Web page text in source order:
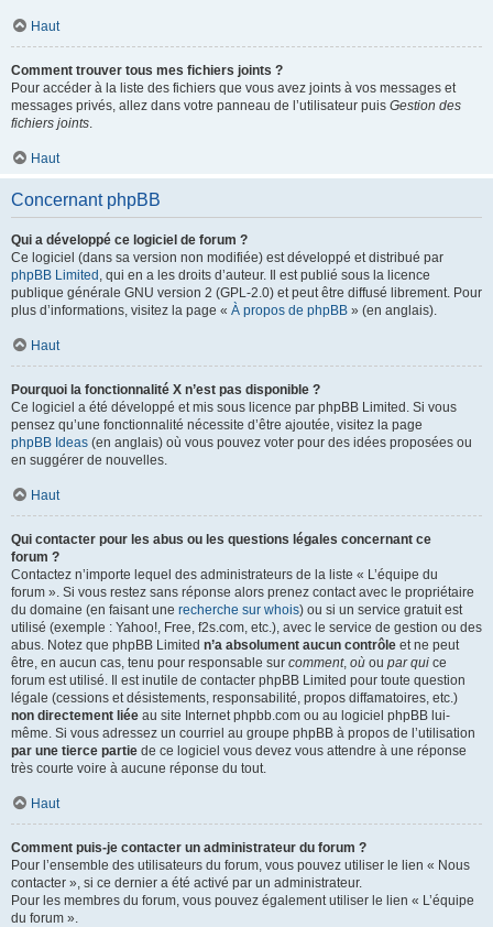
Haut
Comment trouver tous mes fichiers joints ?
Pour accéder à la liste des fichiers que vous avez joints à vos messages et
messages privés, allez dans votre panneau de l’utilisateur puis Gestion des
fichiers joints.
Haut
Concernant phpBB
Qui a développé ce logiciel de forum ?
Ce logiciel (dans sa version non modifiée) est développé et distribué par
phpBB Limited , qui en a les droits d’auteur. Il est publié sous la licence
publique générale GNU version 2 (GPL-2.0) et peut être diffusé librement. Pour
plus d’informations, visitez la page « À propos de phpBB » (en anglais).
Haut
Pourquoi la fonctionnalité X n’est pas disponible ?
Ce logiciel a été développé et mis sous licence par phpBB Limited. Si vous
pensez qu’une fonctionnalité nécessite d’être ajoutée, visitez la page
phpBB Ideas (en anglais) où vous pouvez voter pour des idées proposées ou
en suggérer de nouvelles.
Haut
Qui contacter pour les abus ou les questions légales concernant ce
forum ?
Contactez n’importe lequel des administrateurs de la liste « L’équipe du
forum ». Si vous restez sans réponse alors prenez contact avec le propriétaire
du domaine (en faisant une recherche sur whois) ou si un service gratuit est
utilisé (exemple : Yahoo!, Free, f2s.com, etc.), avec le service de gestion ou des
abus. Notez que phpBB Limited n’a absolument aucun contrôle et ne peut
être, en aucun cas, tenu pour responsable sur comment, où ou par qui ce
forum est utilisé. Il est inutile de contacter phpBB Limited pour toute question
légale (cessions et désistements, responsabilité, propos diffamatoires, etc.)
non directement liée au site Internet phpbb.com ou au logiciel phpBB lui-
même. Si vous adressez un courriel au groupe phpBB à propos de l’utilisation
par une tierce partie de ce logiciel vous devez vous attendre à une réponse
très courte voire à aucune réponse du tout.
Haut
Comment puis-je contacter un administrateur du forum ?
Pour l’ensemble des utilisateurs du forum, vous pouvez utiliser le lien « Nous
contacter », si ce dernier a été activé par un administrateur.
Pour les membres du forum, vous pouvez également utiliser le lien « L’équipe
du forum ».